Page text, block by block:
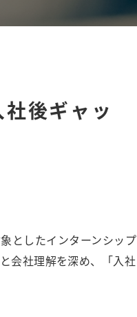
後ギャッ
としたインターンシップ
会社理解を深め、「入社